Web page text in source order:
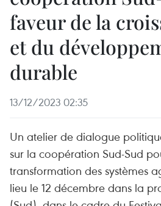
faveur de la
et du
durable
13/12/2023 02:35
Un atelier de dialogue
sur la coopération Sud-Sud
transformation des systèmes
lieu le 12 décembre dans la